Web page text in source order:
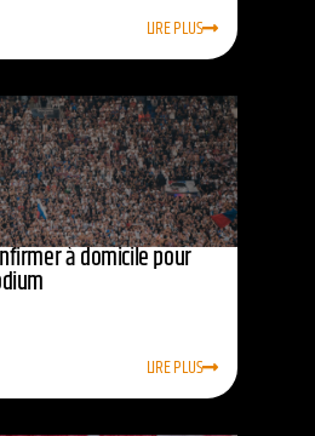
LIRE PLUS
à domicile pour
LIRE PLUS